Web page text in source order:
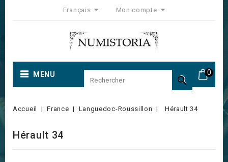
Français Mon compte
0
MENU 
Accueil France Languedoc-Roussillon Hérault 34
Hérault 34